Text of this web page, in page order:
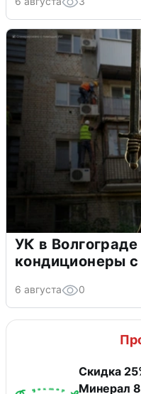
УК в
кондиционеры
6 августа 0
Скидка
Минерал